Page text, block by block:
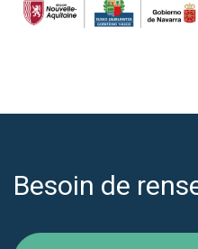
Besoin de